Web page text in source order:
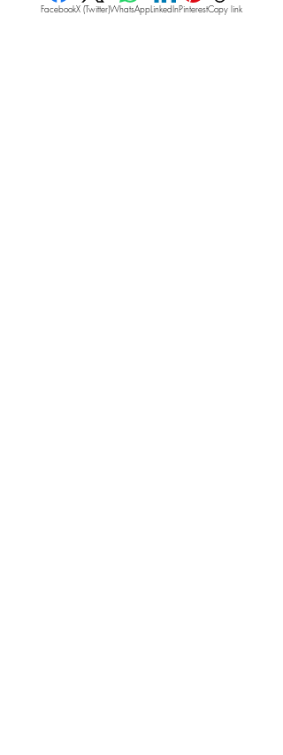
FacebookX (Twitter)WhatsAppLinkedInPinterestCopy link